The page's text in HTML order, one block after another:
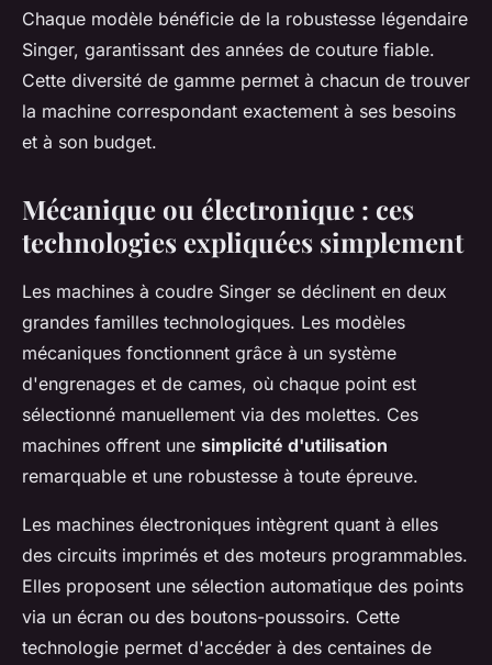
Chaque modèle bénéficie de la robustesse légendaire
Singer, garantissant des années de couture fiable.
Cette diversité de gamme permet à chacun de trouver
la machine correspondant exactement à ses besoins
et à son budget.
Mécanique ou électronique : ces
technologies expliquées simplement
Les machines à coudre Singer se déclinent en deux
grandes familles technologiques. Les modèles
mécaniques fonctionnent grâce à un système
d'engrenages et de cames, où chaque point est
sélectionné manuellement via des molettes. Ces
machines offrent une simplicité d'utilisation
remarquable et une robustesse à toute épreuve.
Les machines électroniques intègrent quant à elles
des circuits imprimés et des moteurs programmables.
Elles proposent une sélection automatique des points
via un écran ou des boutons-poussoirs. Cette
technologie permet d'accéder à des centaines de